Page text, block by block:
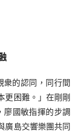
衆的認同，同行間
更困難。」在剛剛
廖國敏指揮的步調
廣島交響樂團共同